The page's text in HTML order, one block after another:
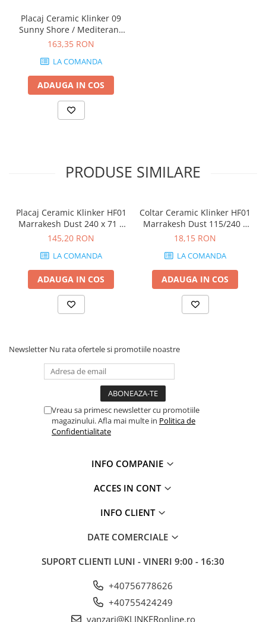
Placaj Ceramic Klinker 09
Sunny Shore / Mediterana
250 x 65 x 10mm
163,35 RON
LA COMANDA
ADAUGA IN COS
PRODUSE SIMILARE
Placaj Ceramic Klinker HF01
Marrakesh Dust 240 x 71 x
10mm
145,20 RON
LA COMANDA
ADAUGA IN COS
Coltar Ceramic Klinker HF01
Marrakesh Dust 115/240 x
71 x 10mm
18,15 RON
LA COMANDA
ADAUGA IN COS
Newsletter Nu rata ofertele si promotiile noastre
Vreau sa primesc newsletter cu promotiile
magazinului. Afla mai multe in Politica de
Confidentialitate
INFO COMPANIE
ACCES IN CONT
INFO CLIENT
DATE COMERCIALE
SUPORT CLIENTI LUNI - VINERI 9:00 - 16:30
+40756778626
+40755424249
vanzari@KLINKERonline.ro